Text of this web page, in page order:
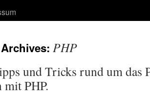
PHP
und Tricks rund um das
mit PHP.